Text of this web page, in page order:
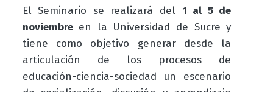
El Seminario se realizará del 1 al 5 de
noviembreen la Universidad de Sucre y
tiene como objetivo generar desde la
articulación de los procesos de
educación-ciencia-sociedad un escenario